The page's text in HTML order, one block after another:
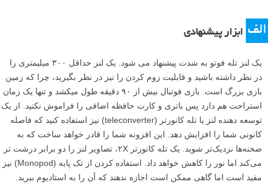
الف ابزار پیشنهادی
یک لنز تله فوتو به شدت پیشنهاد می شود. یک لنز حداقل ۳۰۰ میلیمتری را
در نظر داشته باشید و قابلیت زوم کردن را نیز در نظر بگیرید، چرا که زمین
بازی بزرگ است. بازی فوتبال بیش از ۹۰ دقیقه طول میکشد و تنها یک زمان
استراحت هم دارد پس باتری و کارت حافظه اضافی را فراموش نکنید. از یک
توسعه دهنده لنز یا تله کانورتر (teleconverter) نیز استفاده کنید که فاصله
کانونی شما را افزایش دهد. این افزونه شما را قادر خواهد ساخت که به
صحنه‌ها نزدیک‌تر شوید. یک تله کانورتر ۲X، تصاویر لنز را دو برابر درشت تر
می‌کند اما نور را کاهش خواهد داد. استفاده کردن از تک پایه (Monopod) نیز
مفید است اما گاهی ممکن است اجازه ندهند که آن را به استادیوم ببرید.